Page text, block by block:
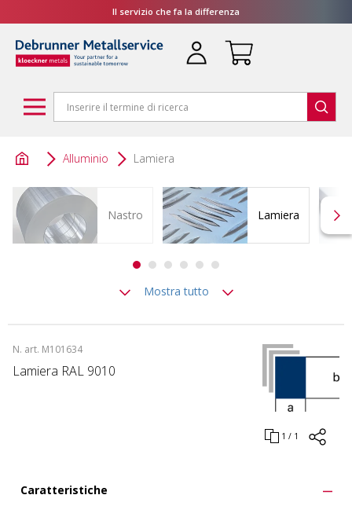
Il servizio che fa la differenza
Alluminio Lamiera
Nastro Lamiera
Mostra tutto
N. art. M101634
1 / 1
Lamiera RAL 9010
Caratteristiche